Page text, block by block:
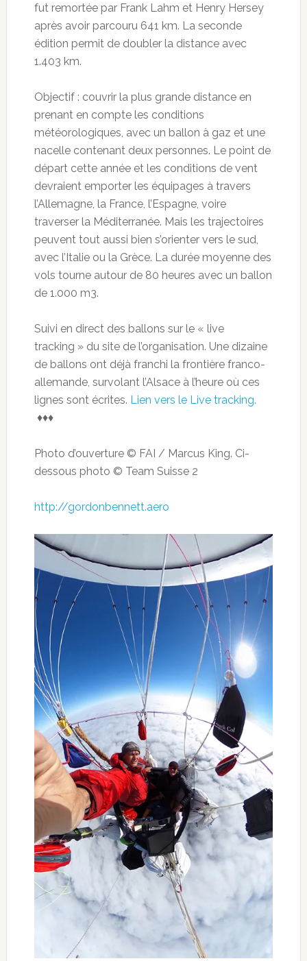
fut remortée par Frank Lahm et Henry Hersey
après avoir parcouru 641 km. La seconde
édition permit de doubler la distance avec
1.403 km.
Objectif : couvrir la plus grande distance en
prenant en compte les conditions
météorologiques, avec un ballon à gaz et une
nacelle contenant deux personnes. Le point de
départ cette année et les conditions de vent
devraient emporter les équipages à travers
l’Allemagne, la France, l’Espagne, voire
traverser la Méditerranée. Mais les trajectoires
peuvent tout aussi bien s’orienter vers le sud,
avec l’Italie ou la Grèce. La durée moyenne des
vols tourne autour de 80 heures avec un ballon
de 1.000 m3.
Suivi en direct des ballons sur le « live
tracking » du site de l’organisation. Une dizaine
de ballons ont déjà franchi la frontière franco-
allemande, survolant l’Alsace à l’heure où ces
lignes sont écrites. Lien vers le Live tracking.
♦♦♦
Photo d’ouverture © FAI / Marcus King. Ci-
dessous photo © Team Suisse 2
http://gordonbennett.aero